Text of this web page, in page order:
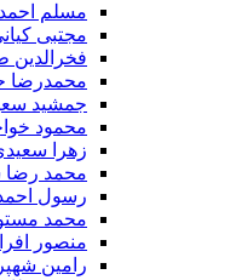
مسلم
مجتبی
فخرالدین
محمدرضا
جمشید
محمود
زهرا
محمد رضا
رسول
محمد
منصور
رامین